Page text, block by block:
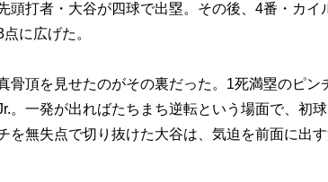
打者・大谷が四球で出塁。その後、4番・カイ
に広げた。
頂を見せたのがその裏だった。1死満塁のピン
。一発が出ればたちまち逆転という場面で、初
を無失点で切り抜けた大谷は、気迫を前面に出